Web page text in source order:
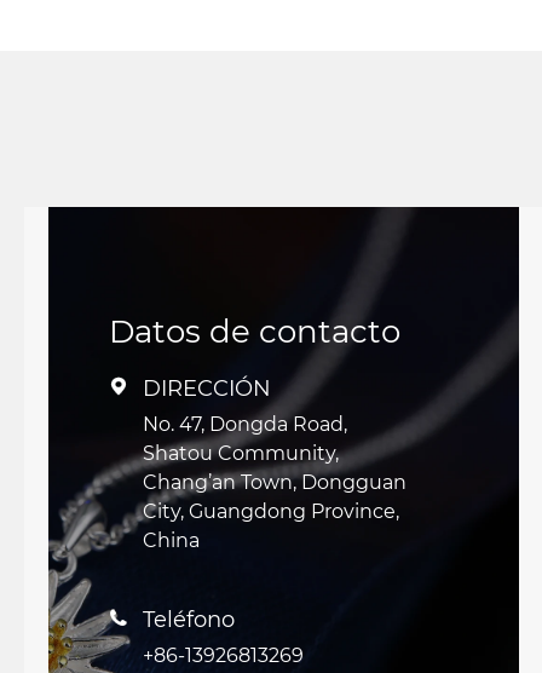
Datos de contacto
 DIRECCIÓN
No. 47, Dongda Road,
Shatou Community,
Chang’an Town, Dongguan
City, Guangdong Province,
China
 Teléfono
+86-13926813269